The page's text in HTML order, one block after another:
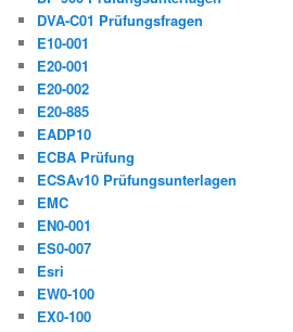
DVA-C01 Prüfungsfragen
E10-001
E20-001
E20-002
E20-885
EADP10
ECBA Prüfung
ECSAv10 Prüfungsunterlagen
EMC
EN0-001
ES0-007
Esri
EW0-100
EX0-100